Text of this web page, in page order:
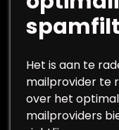
Het is aan te
mailprovider te
over het
mailproviders